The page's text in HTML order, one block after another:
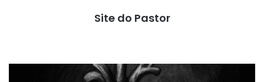
Site do Pastor